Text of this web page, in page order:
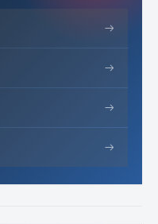
→
→
→
→